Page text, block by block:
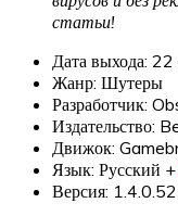
статьи!
Дата выхода:
Жанр: Шутеры
Разработчик:
Издательство:
Движок:
Язык: Русский +
Версия: